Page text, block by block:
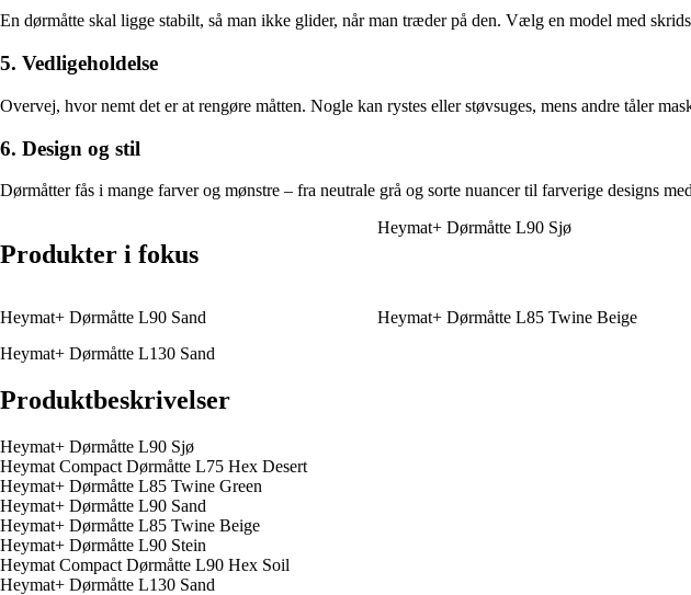
En dørmåtte skal ligge stabilt, så man ikke glider, når man træder på den. Vælg en model med
5. Vedligeholdelse
Overvej, hvor nemt det er at rengøre måtten. Nogle kan rystes eller støvsuges, mens andre tåler
6. Design og stil
Dørmåtter fås i mange farver og mønstre – fra neutrale grå og sorte nuancer til farverige designs
Produkter i fokus
Heymat+ Dørmåtte L90 Sjø
Heymat+ Dørmåtte L90 Sand Heymat+ Dørmåtte L85 Twine Beige
Heymat+ Dørmåtte L130 Sand
Produktbeskrivelser
Heymat+ Dørmåtte L90 Sjø
Heymat Compact Dørmåtte L75 Hex Desert
Heymat+ Dørmåtte L85 Twine Green
Heymat+ Dørmåtte L90 Sand
Heymat+ Dørmåtte L85 Twine Beige
Heymat+ Dørmåtte L90 Stein
Heymat Compact Dørmåtte L90 Hex Soil
Heymat+ Dørmåtte L130 Sand